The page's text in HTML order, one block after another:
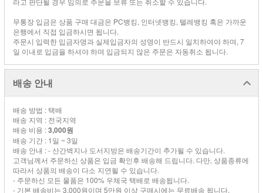
무통장 입금은 상품 구매 대금은 PC뱅킹, 인터넷뱅킹, 텔레뱅킹 혹은 가까운
은행에서 직접 입금하시면 됩니다.
주문시 입력한 입금자명과 실제입금자의 성명이 반드시 일치하여야 하며, 7
일 이내로 입금을 하셔야 하며 입금되지 않은 주문은 자동취소 됩니다.
배송 안내
배송 방법 : 택배
배송 지역 : 전국지역
배송 비용 :3,000원
배송 기간 : 1일 ~ 3일
배송 안내 : - 산간벽지나 도서지방은 배송기간이 추가될 수 있습니다.
고객님께서 주문하신 상품은 입금 확인후 배송해 드립니다. 다만, 상품종류에
따라서 상품의 배송이 다소 지연될 수 있습니다.
- 주문하신 모든 물품은 100% 우체국 택배로 배송됩니다.
- 기본 배송비는 3,000원이며 5만원 이상 구매시에는 무료배송 됩니다.